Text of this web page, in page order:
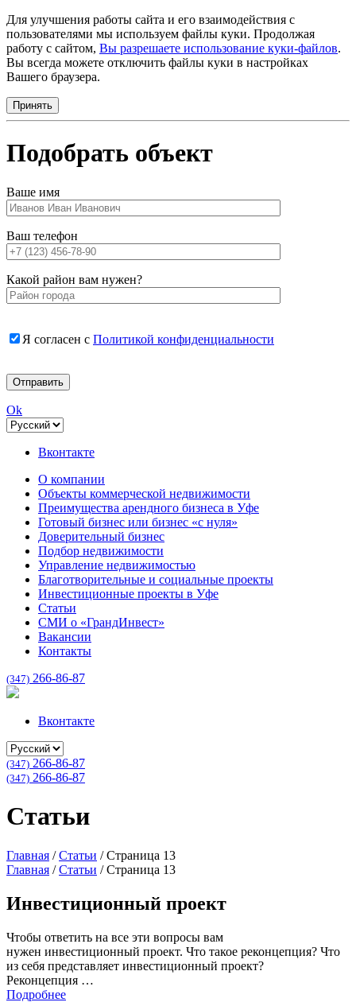
Для улучшения работы сайта и его взаимодействия с
пользователями мы используем файлы куки. Продолжая
работу с сайтом, Вы разрешаете использование куки-файлов.
Вы всегда можете отключить файлы куки в настройках
Вашего браузера.
Принять
Подобрать объект
Ваше имя
Ваш телефон
Какой район вам нужен?
Я согласен с Политикой конфиденциальности
Ok
Вконтакте
О компании
Объекты коммерческой недвижимости
Преимущества арендного бизнеса в Уфе
Готовый бизнес или бизнес «с нуля»
Доверительный бизнес
Подбор недвижимости
Управление недвижимостью
Благотворительные и социальные проекты
Инвестиционные проекты в Уфе
Статьи
СМИ о «ГрандИнвест»
Вакансии
Контакты
(347) 266-86-87
Вконтакте
(347) 266-86-87
(347) 266-86-87
Статьи
Главная /Статьи /Страница 13
Главная /Статьи /Страница 13
Инвестиционный проект
Чтобы ответить на все эти вопросы вам
нужен инвестиционный проект. Что такое реконцепция? Что
из себя представляет инвестиционный проект?
Реконцепция …
Подробнее